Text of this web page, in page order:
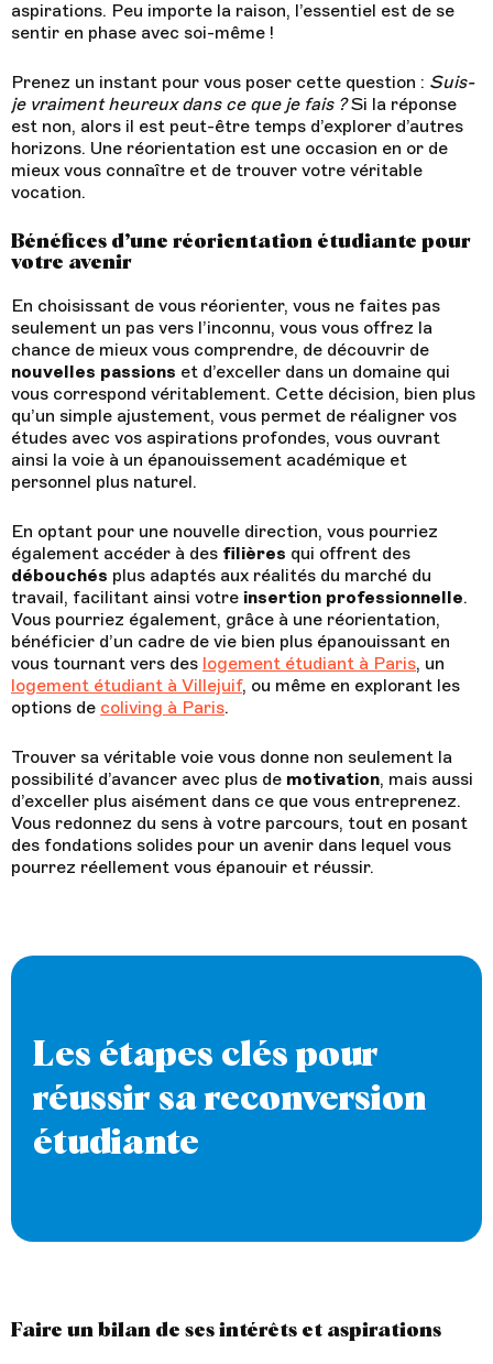
aspirations. Peu importe la raison, l’essentiel est de se
sentir en phase avec soi-même !
Prenez un instant pour vous poser cette question : Suis-
je vraiment heureux dans ce que je fais ?Si la réponse
est non, alors il est peut-être temps d’explorer d’autres
horizons. Une réorientation est une occasion en or de
mieux vous connaître et de trouver votre véritable
vocation.
Bénéfices d’une réorientation étudiante pour
votre avenir
En choisissant de vous réorienter, vous ne faites pas
seulement un pas vers l’inconnu, vous vous offrez la
chance de mieux vous comprendre, de découvrir de
nouvelles passions et d’exceller dans un domaine qui
vous correspond véritablement. Cette décision, bien plus
qu’un simple ajustement, vous permet de réaligner vos
études avec vos aspirations profondes, vous ouvrant
ainsi la voie à un épanouissement académique et
personnel plus naturel.
En optant pour une nouvelle direction, vous pourriez
également accéder à des filières qui offrent des
débouchés plus adaptés aux réalités du marché du
travail, facilitant ainsi votre insertion professionnelle.
Vous pourriez également, grâce à une réorientation,
bénéficier d’un cadre de vie bien plus épanouissant en
vous tournant vers des logement étudiant à Paris, un
logement étudiant à Villejuif, ou même en explorant les
options de coliving à Paris.
Trouver sa véritable voie vous donne non seulement la
possibilité d’avancer avec plus de motivation, mais aussi
d’exceller plus aisément dans ce que vous entreprenez.
Vous redonnez du sens à votre parcours, tout en posant
des fondations solides pour un avenir dans lequel vous
pourrez réellement vous épanouir et réussir.
Les étapes clés pour
réussir sa reconversion
étudiante
Faire un bilan de ses intérêts et aspirations